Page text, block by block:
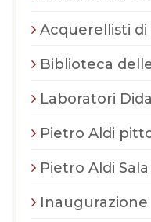
Acquerellisti
Biblioteca
Laboratori
Pietro Aldi
Pietro Aldi
Inaugurazione